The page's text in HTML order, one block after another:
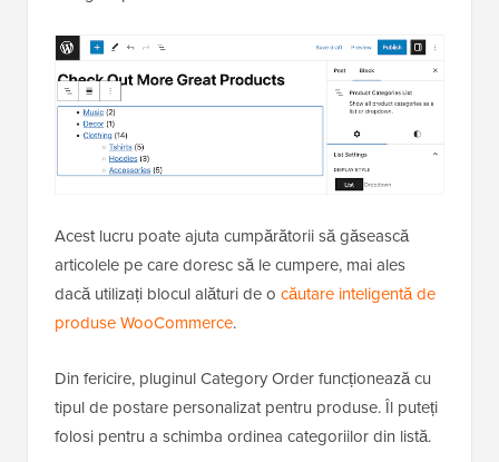
Acest lucru poate ajuta cumpărătorii să găsească
articolele pe care doresc să le cumpere, mai ales
dacă utilizați blocul alături de o căutare inteligentă de
produse WooCommerce.
Din fericire, pluginul Category Order funcționează cu
tipul de postare personalizat pentru produse. Îl puteți
folosi pentru a schimba ordinea categoriilor din listă.